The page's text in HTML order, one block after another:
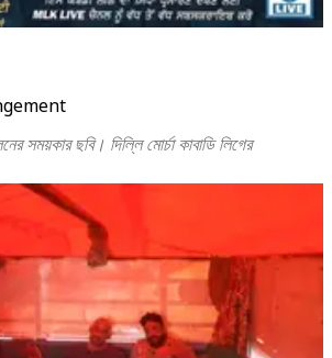
সময়কার ছবি। দিল্লি মোর্চা কাবাডি লিগের